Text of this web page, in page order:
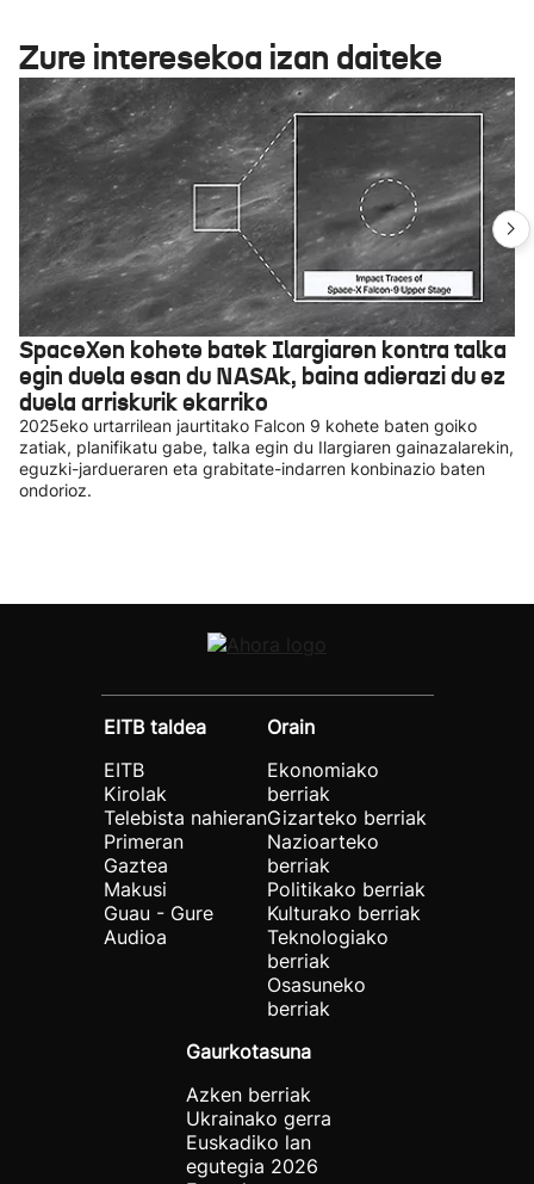
Zure interesekoa izan daiteke
SpaceXen kohete batek Ilargiaren kontra talka
egin duela esan du NASAk, baina adierazi du ez
duela arriskurik ekarriko
2025eko urtarrilean jaurtitako Falcon 9 kohete baten goiko
zatiak, planifikatu gabe, talka egin du Ilargiaren gainazalarekin,
eguzki-jardueraren eta grabitate-indarren konbinazio baten
ondorioz.
EITB taldea
EITB
Kirolak
Telebista nahieran
Primeran
Gaztea
Makusi
Guau - Gure
Audioa
Orain
Ekonomiako
berriak
Gizarteko berriak
Nazioarteko
berriak
Politikako berriak
Kulturako berriak
Teknologiako
berriak
Osasuneko
berriak
Gaurkotasuna
Azken berriak
Ukrainako gerra
Euskadiko lan
egutegia 2026